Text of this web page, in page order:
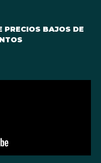
PRECIOS BAJOS DE